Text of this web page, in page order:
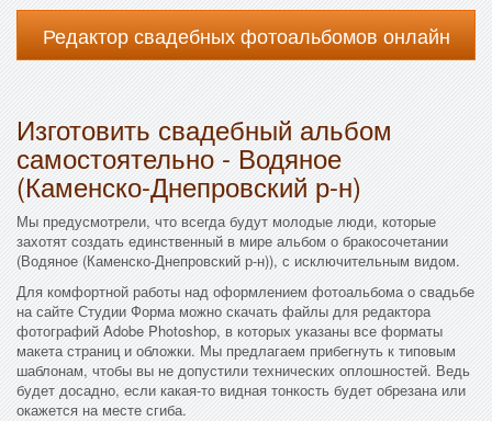
Редактор свадебных фотоальбомов онлайн
Изготовить свадебный альбом
самостоятельно - Водяное
(Каменско-Днепровский р-н)
Мы предусмотрели, что всегда будут молодые люди, которые
захотят создать единственный в мире альбом о бракосочетании
(Водяное (Каменско-Днепровский р-н)), с исключительным видом.
Для комфортной работы над оформлением фотоальбома о свадьбе
на сайте Студии Форма можно скачать файлы для редактора
фотографий Adobe Photoshop, в которых указаны все форматы
макета страниц и обложки. Мы предлагаем прибегнуть к типовым
шаблонам, чтобы вы не допустили технических оплошностей. Ведь
будет досадно, если какая-то видная тонкость будет обрезана или
окажется на месте сгиба.